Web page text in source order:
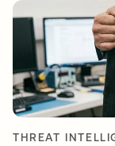
THREAT